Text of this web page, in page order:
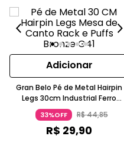
Adicionar
Gran Belo Pé de Metal Hairpin
Legs 30cm Industrial Ferro
Maciço Bronze G41
33%OFF R$44,85
R$ 29,90